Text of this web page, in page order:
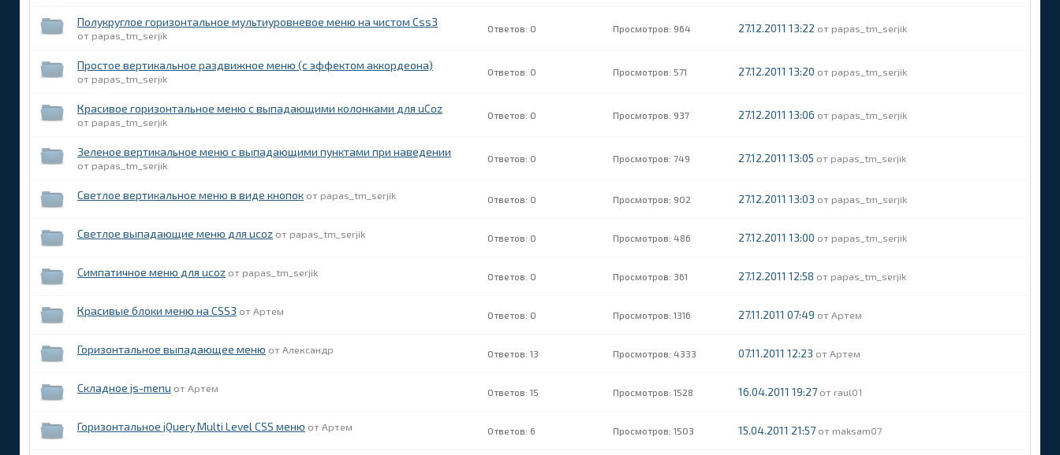
Полукруглое горизонтальное мультиуровневое меню на чистом Css3
papas_tm_serjik
0 964 27.12.2011 13:22 papas_tm_serjik
Простое вертикальное раздвижное меню (с эффектом аккордеона)
papas_tm_serjik
0 571 27.12.2011 13:20 papas_tm_serjik
Красивое горизонтальное меню с выпадающими колонками для uCoz
papas_tm_serjik
0 937 27.12.2011 13:06 papas_tm_serjik
Зеленое вертикальное меню с выпадающими пунктами при наведении
papas_tm_serjik
0 749 27.12.2011 13:05 papas_tm_serjik
Светлое вертикальное меню в виде кнопок papas_tm_serjik 0 902 27.12.2011 13:03 papas_tm_serjik
Светлое выпадающие меню для ucoz papas_tm_serjik 0 486 27.12.2011 13:00 papas_tm_serjik
Симпатичное меню для ucoz papas_tm_serjik 0 361 27.12.2011 12:58 papas_tm_serjik
Красивые блоки меню на CSS3 Артем 0 1316 27.11.2011 07:49 Артем
Горизонтальное выпадающее меню Александр 13 4333 07.11.2011 12:23 Артем
Складное js-menu Артем 15 1528 16.04.2011 19:27 raul01
Горизонтальное jQuery Multi Level CSS меню Артем 6 1503 15.04.2011 21:57 maksam07